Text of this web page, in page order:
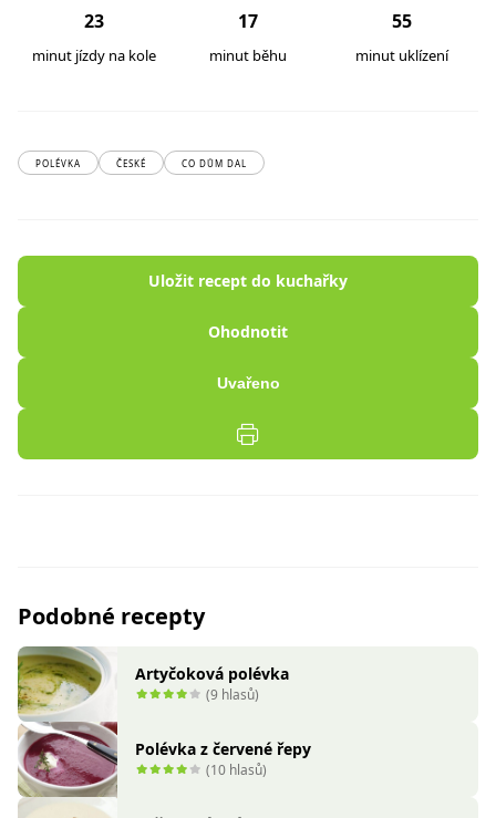
23
minut jízdy na kole
17
minut běhu
55
minut uklízení
POLÉVKA ČESKÉ CO DŮM DAL
Uložit recept do kuchařky
Ohodnotit
Uvařeno
Podobné recepty
Artyčoková polévka
(9 hlasů)
Polévka z červené řepy
(10 hlasů)